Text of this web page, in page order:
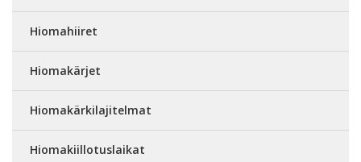
Hiomahiiret
Hiomakärjet
Hiomakärkilajitelmat
Hiomakiillotuslaikat